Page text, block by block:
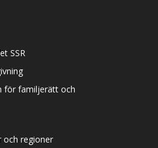
SSR
för familjerätt och
och regioner